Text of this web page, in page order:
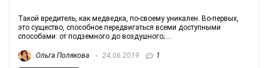
Такой вредитель, как медведка, по-своему уникален. Во-первых,
это существо, способное передвигаться всеми доступными
способами: от подземного до воздушного; ...
Ольга Полякова 24.06.2019 1